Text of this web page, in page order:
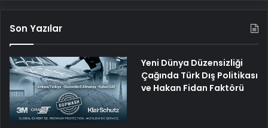
Son Yazılar
Yeni Dünya Düzensizliği
Çağında Türk Dış Politikası
ve Hakan Fidan Faktörü